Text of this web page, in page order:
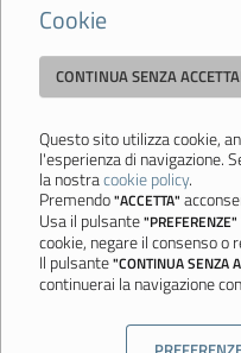
Cookie
CONTINUA SENZA
Questo sito utilizza cookie,
l'esperienza di navigazione.
la nostracookie policy.
Premendo"ACCETTA"
Usa il pulsante"PREFERENZE"
cookie, negare il consenso o
Il pulsante"CONTINUA SENZA
continuerai la navigazione
Direzione Didattica di Vignola
"Tutti diversamente uguali, tutti
Viale Mazzini, 18 - 41058
771113 - Email:
moee06000a@pec.istruzione.it
Ultimo aggiornamento: